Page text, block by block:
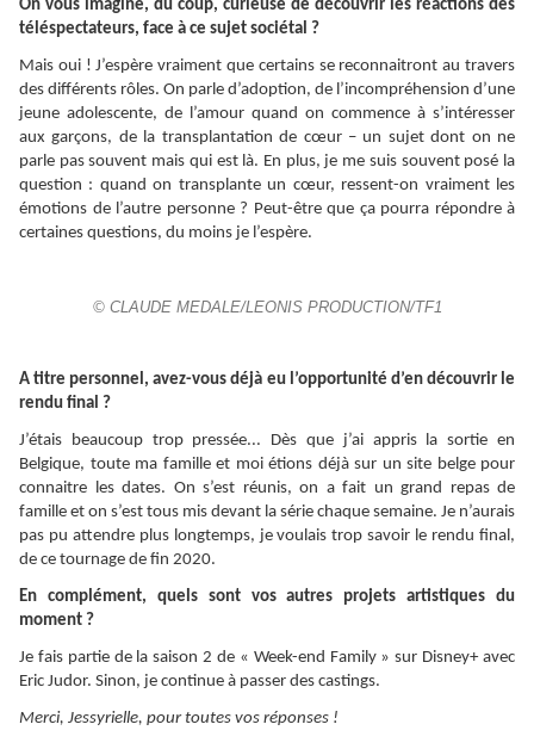
On vous imagine, du coup, curieuse de découvrir les réactions des
téléspectateurs, face à ce sujet sociétal ?
Mais oui ! J’espère vraiment que certains se reconnaitront au travers
des différents rôles. On parle d’adoption, de l’incompréhension d’une
jeune adolescente, de l’amour quand on commence à s’intéresser
aux garçons, de la transplantation de cœur – un sujet dont on ne
parle pas souvent mais qui est là. En plus, je me suis souvent posé la
question : quand on transplante un cœur, ressent-on vraiment les
émotions de l’autre personne ? Peut-être que ça pourra répondre à
certaines questions, du moins je l’espère.
© CLAUDE MEDALE/LEONIS PRODUCTION/TF1
A titre personnel, avez-vous déjà eu l’opportunité d’en découvrir le
rendu final ?
J’étais beaucoup trop pressée... Dès que j’ai appris la sortie en
Belgique, toute ma famille et moi étions déjà sur un site belge pour
connaitre les dates. On s’est réunis, on a fait un grand repas de
famille et on s’est tous mis devant la série chaque semaine. Je n’aurais
pas pu attendre plus longtemps, je voulais trop savoir le rendu final,
de ce tournage de fin 2020.
En complément, quels sont vos autres projets artistiques du
moment ?
Je fais partie de la saison 2 de « Week-end Family » sur Disney+ avec
Eric Judor. Sinon, je continue à passer des castings.
Merci, Jessyrielle, pour toutes vos réponses !